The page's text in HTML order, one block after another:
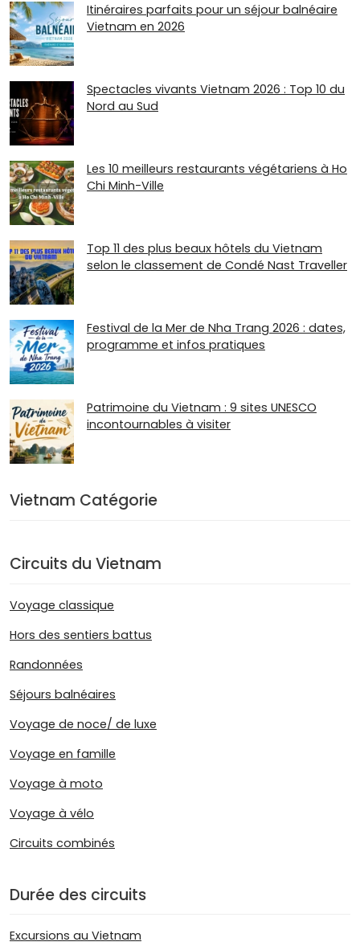
Itinéraires parfaits pour un séjour balnéaire
Vietnam en 2026
Spectacles vivants Vietnam 2026 : Top 10 du
Nord au Sud
Les 10 meilleurs restaurants végétariens à Ho
Chi Minh-Ville
Top 11 des plus beaux hôtels du Vietnam
selon le classement de Condé Nast Traveller
Festival de la Mer de Nha Trang 2026 : dates,
programme et infos pratiques
Patrimoine du Vietnam : 9 sites UNESCO
incontournables à visiter
Vietnam Catégorie
Circuits du Vietnam
Voyage classique
Hors des sentiers battus
Randonnées
Séjours balnéaires
Voyage de noce/ de luxe
Voyage en famille
Voyage à moto
Voyage à vélo
Circuits combinés
Durée des circuits
Excursions au Vietnam